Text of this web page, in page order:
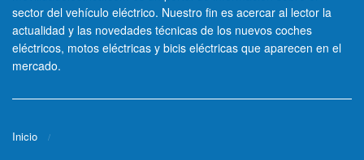
sector del vehículo eléctrico. Nuestro fin es acercar al lector la
actualidad y las novedades técnicas de los nuevos coches
eléctricos, motos eléctricas y bicis eléctricas que aparecen en el
mercado.
Inicio